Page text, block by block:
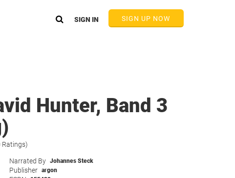
SIGN UP NOW
SIGN IN
Hunter, Band 3
Ratings)
Narrated By Johannes Steck
Publisher argon